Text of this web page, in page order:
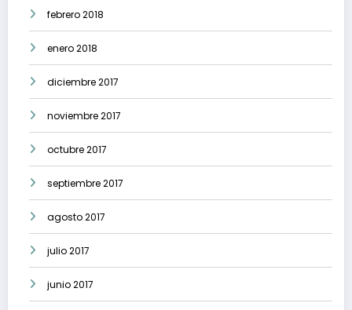
febrero 2018
enero 2018
diciembre 2017
noviembre 2017
octubre 2017
septiembre 2017
agosto 2017
julio 2017
junio 2017